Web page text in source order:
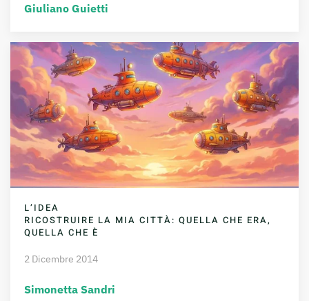
Giuliano Guietti
L’IDEA
RICOSTRUIRE LA MIA CITTÀ: QUELLA CHE ERA,
QUELLA CHE È
2 Dicembre 2014
Simonetta Sandri